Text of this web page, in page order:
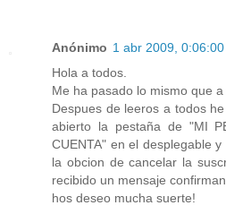
Anónimo 1 abr 2009, 0:06:00
Hola a todos.
Me ha pasado lo mismo que
Despues de leeros a todos
abierto la pestaña de "MI
CUENTA" en el desplegable
la obcion de cancelar la
recibido un mensaje
hos deseo mucha suerte!